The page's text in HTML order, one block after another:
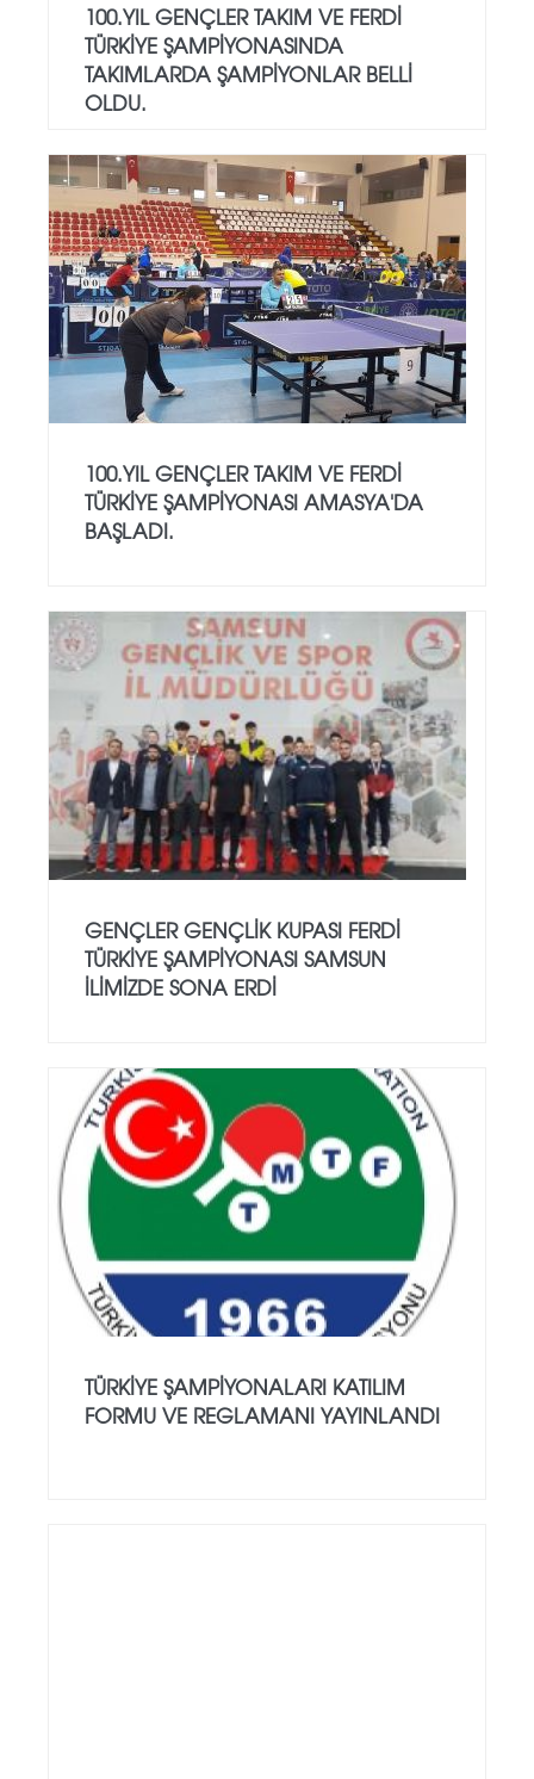
100.YIL GENÇLER TAKIM VE FERDİ
TÜRKİYE ŞAMPİYONASINDA
TAKIMLARDA ŞAMPİYONLAR BELLİ
OLDU.
100.YIL GENÇLER TAKIM VE FERDİ
TÜRKİYE ŞAMPİYONASI AMASYA'DA
BAŞLADI.
GENÇLER GENÇLİK KUPASI FERDİ
TÜRKİYE ŞAMPİYONASI SAMSUN
İLİMİZDE SONA ERDİ
TÜRKIYE ŞAMPIYONALARI KATILIM
FORMU VE REGLAMANI YAYINLANDI